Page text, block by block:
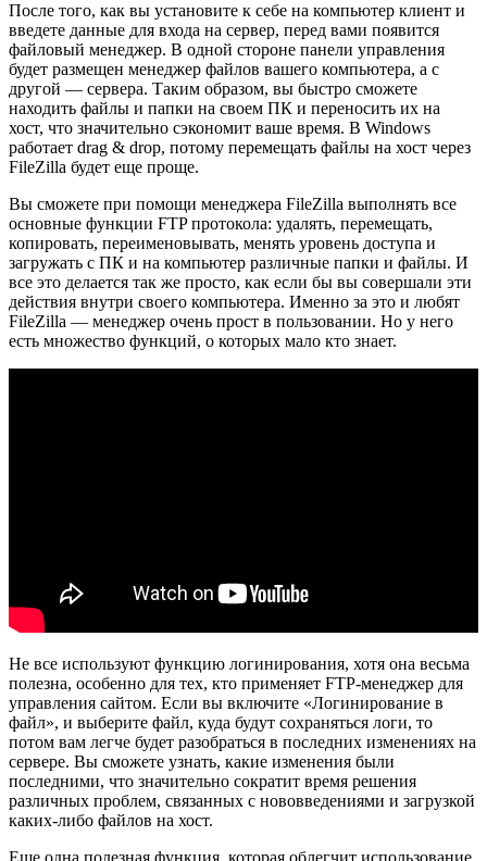
После того, как вы установите к себе на компьютер клиент и
введете данные для входа на сервер, перед вами появится
файловый менеджер. В одной стороне панели управления
будет размещен менеджер файлов вашего компьютера, а с
другой — сервера. Таким образом, вы быстро сможете
находить файлы и папки на своем ПК и переносить их на
хост, что значительно сэкономит ваше время. В Windows
работает drag & drop, потому перемещать файлы на хост через
FileZilla будет еще проще.
Вы сможете при помощи менеджера FileZilla выполнять все
основные функции FTP протокола: удалять, перемещать,
копировать, переименовывать, менять уровень доступа и
загружать с ПК и на компьютер различные папки и файлы. И
все это делается так же просто, как если бы вы совершали эти
действия внутри своего компьютера. Именно за это и любят
FileZilla — менеджер очень прост в пользовании. Но у него
есть множество функций, о которых мало кто знает.
Не все используют функцию логинирования, хотя она весьма
полезна, особенно для тех, кто применяет FTP-менеджер для
управления сайтом. Если вы включите «Логинирование в
файл», и выберите файл, куда будут сохраняться логи, то
потом вам легче будет разобраться в последних изменениях на
сервере. Вы сможете узнать, какие изменения были
последними, что значительно сократит время решения
различных проблем, связанных с нововведениями и загрузкой
каких-либо файлов на хост.